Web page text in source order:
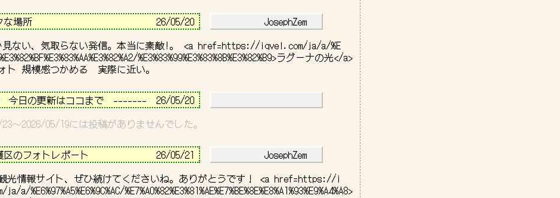
ークな場所 26/05/20
           JosephZem
見ない、気取らない発信。本当に素敵!。 <a href=https://iqvel.com/ja/a/%E
%E3%83%99%E3%83%8B%E3%82%B9>ラグーナの光</a>
日の更新はココまで　-------  26/05/20
～2026/05/19には投稿がありませんでした。
護区のフォトレポート 26/05/21
           JosephZem
光情報サイト、ぜひ続けてくださいね。ありがとうです！ <a href=https://i
a/%E6%97%A5%E6%9C%AC/%E7%A0%82%E3%81%AE%E7%BE%8E%E8%A1%93%E9%A4%A8>